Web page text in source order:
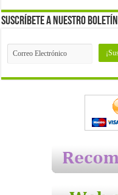
Suscríbete a nuestro Boletín